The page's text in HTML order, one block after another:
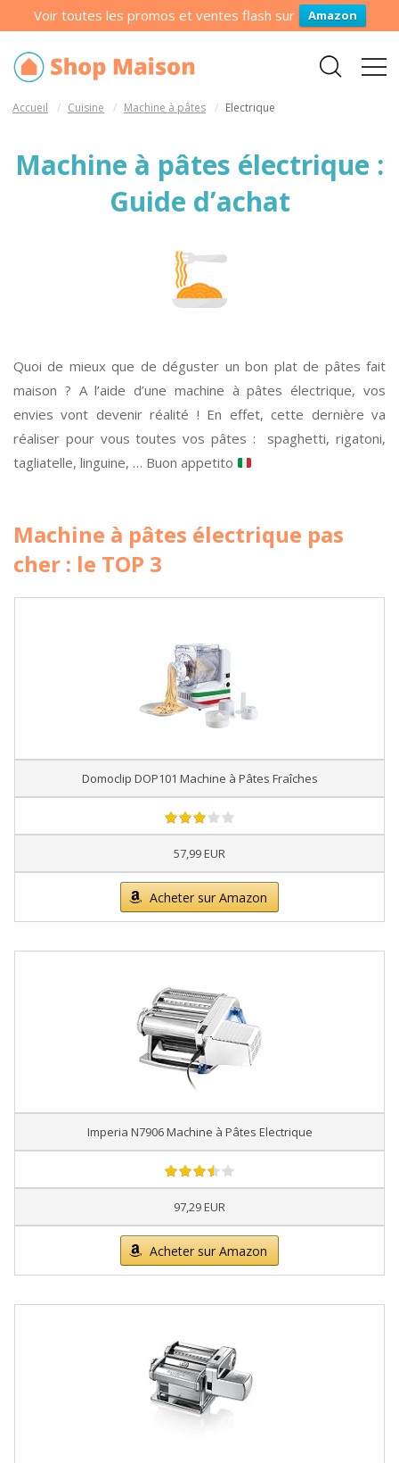
Voir toutes les promos et ventes flash sur Amazon
Accueil Cuisine Machine à pâtes Electrique
Machine à pâtes électrique :
Guide d’achat
Quoi de mieux que de déguster un bon plat de pâtes fait
maison ? A l’aide d’une machine à pâtes électrique, vos
envies vont devenir réalité ! En effet, cette dernière va
réaliser pour vous toutes vos pâtes : spaghetti, rigatoni,
tagliatelle, linguine, … Buon appetito
Machine à pâtes électrique pas
cher : le TOP 3
Domoclip DOP101 Machine à Pâtes Fraîches
57,99 EUR
Acheter sur Amazon
Imperia N7906 Machine à Pâtes Electrique
97,29 EUR
Acheter sur Amazon